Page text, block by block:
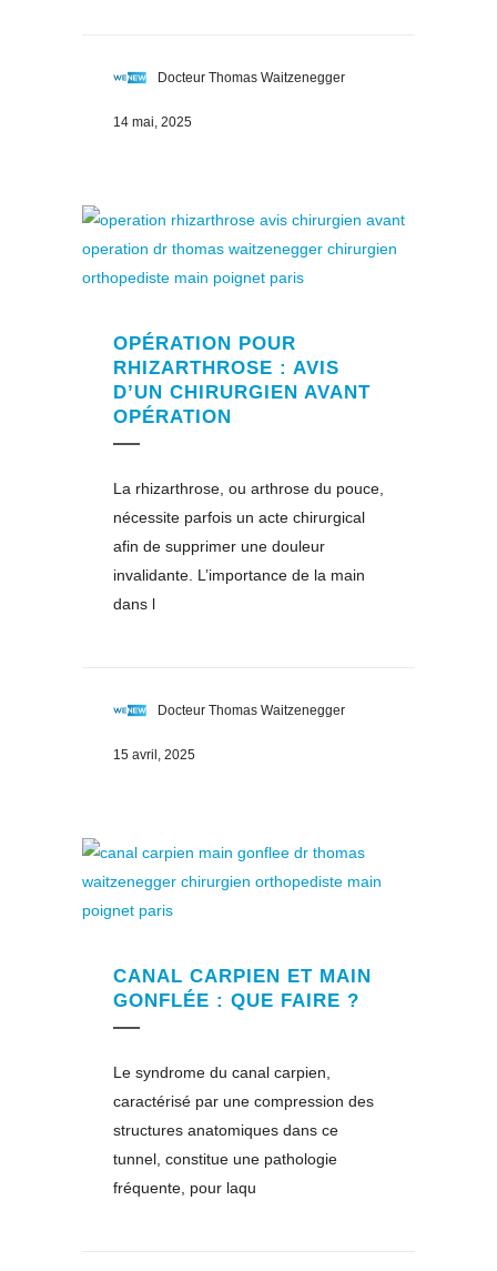
Docteur Thomas Waitzenegger
14 mai, 2025
OPÉRATION POUR
RHIZARTHROSE : AVIS
D’UN CHIRURGIEN AVANT
OPÉRATION
La rhizarthrose, ou arthrose du pouce,
nécessite parfois un acte chirurgical
afin de supprimer une douleur
invalidante. L’importance de la main
dans l
Docteur Thomas Waitzenegger
15 avril, 2025
CANAL CARPIEN ET MAIN
GONFLÉE : QUE FAIRE ?
Le syndrome du canal carpien,
caractérisé par une compression des
structures anatomiques dans ce
tunnel, constitue une pathologie
fréquente, pour laqu